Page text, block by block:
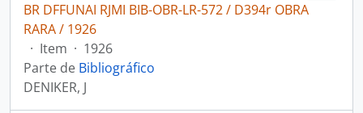
BR DFFUNAI RJMI BIB-OBR-LR-572 / D394r OBRA
RARA / 1926
· Item · 1926
Parte de Bibliográfico
DENIKER, J